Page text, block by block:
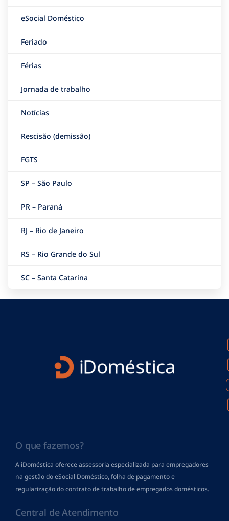
eSocial Doméstico
Feriado
Férias
Jornada de trabalho
Notícias
Rescisão (demissão)
FGTS
SP – São Paulo
PR – Paraná
RJ – Rio de Janeiro
RS – Rio Grande do Sul
SC – Santa Catarina
O que fazemos?
A iDoméstica oferece assessoria especializada para empregadores
na gestão do eSocial Doméstico, folha de pagamentoe
regularização do contrato de trabalho de empregados domésticos.
Central de Atendimento